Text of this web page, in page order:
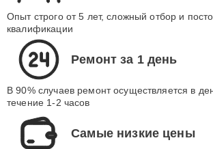
Опыт строго от 5 лет, сложный отбор и
квалификации
Ремонт за 1 день
В 90% случаев ремонт осуществляется в
течение 1-2 часов
Самые низкие цены